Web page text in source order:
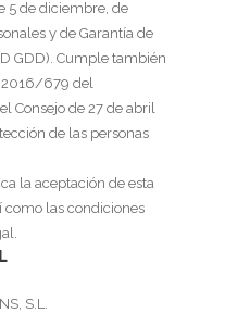
5 de diciembre, de
y de Garantía de
GDD). Cumple también
2016/679 del
Consejo de 27 de abril
de las personas
la aceptación de esta
como las condiciones
S.L.